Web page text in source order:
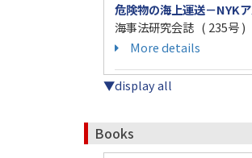
危険物の海上運送－NYK
海事法研究会誌 ( 235号
More details
▼display all
Books